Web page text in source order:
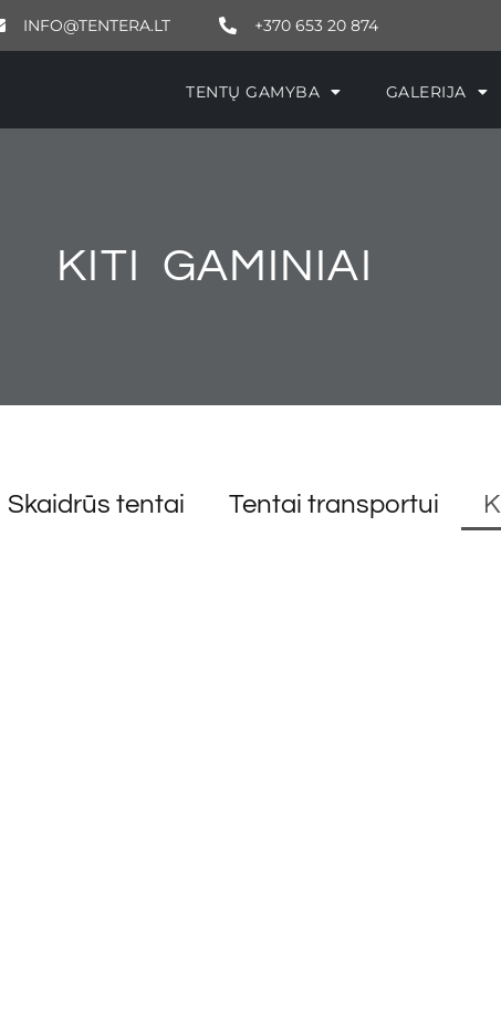
INFO@TENTERA.LT +370 653 20 874
TENTŲ GAMYBA GALERIJA
KITI GAMINIAI
Skaidrūs tentai Tentai transportui